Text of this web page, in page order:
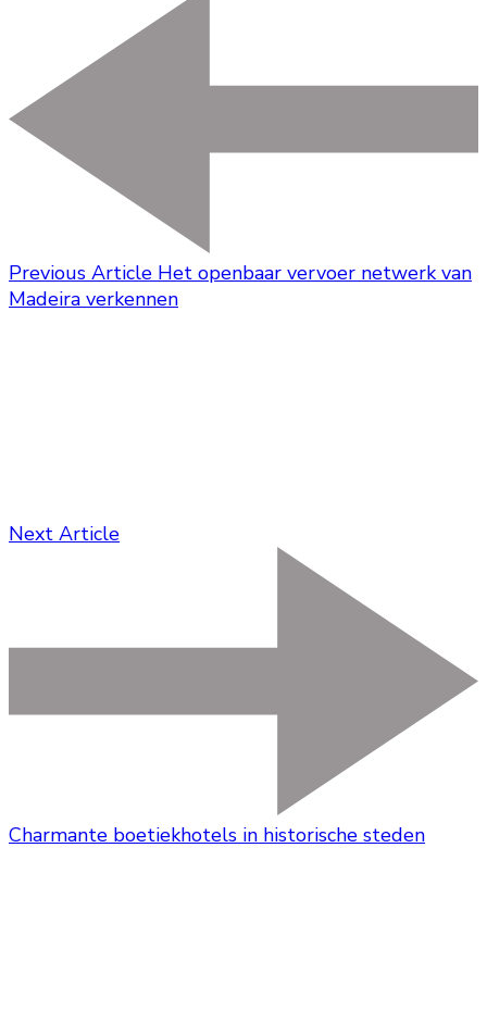
Previous Article Het openbaar vervoer netwerk van
Madeira verkennen
Next Article
Charmante boetiekhotels in historische steden